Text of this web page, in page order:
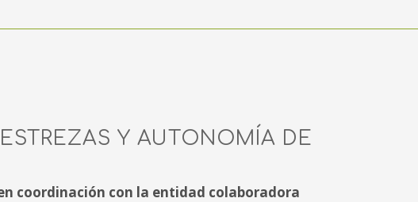
Y AUTONOMÍA DE
coordinación con la entidad colaboradora